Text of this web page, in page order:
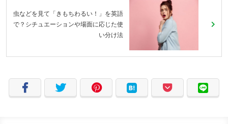
虫などを見て「きもちわるい！」を英語
で？シチュエーションや場面に応じた使
い分け法